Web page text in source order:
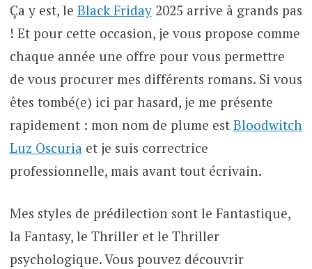
Ça y est, le Black Friday2025 arrive à grands pas
! Et pour cette occasion, je vous propose comme
chaque année une offre pour vous permettre
de vous procurer mes différents romans. Si vous
êtes tombé(e) ici par hasard, je me présente
rapidement : mon nom de plume est Bloodwitch
Luz Oscuria et je suis correctrice
professionnelle, mais avant tout écrivain.
Mes styles de prédilection sont le Fantastique,
la Fantasy, le Thriller et le Thriller
psychologique. Vous pouvez découvrir